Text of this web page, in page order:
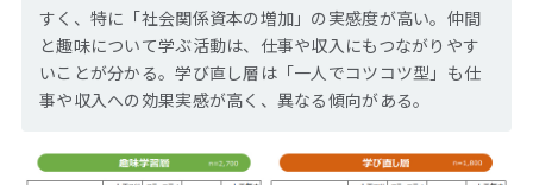
すく、特に「社会関係資本の増加」の実感度が高い。仲間
と趣味について学ぶ活動は、仕事や収入にもつながりやす
いことが分かる。学び直し層は「一人でコツコツ型」も仕
事や収入への効果実感が高く、異なる傾向がある。